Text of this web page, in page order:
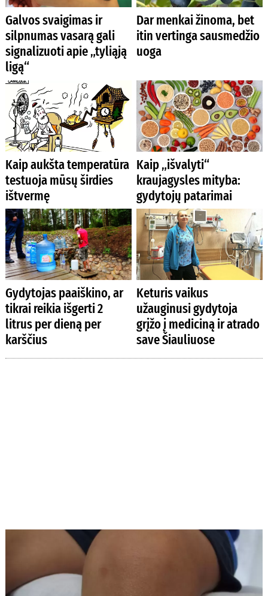
Galvos svaigimas ir
silpnumas vasarą gali
signalizuoti apie „tyliąją
ligą“
Dar menkai žinoma, bet
itin vertinga sausmedžio
uoga
Kaip aukšta temperatūra
testuoja mūsų širdies
ištvermę
Kaip „išvalyti“
kraujagysles mityba:
gydytojų patarimai
Gydytojas paaiškino, ar
tikrai reikia išgerti 2
litrus per dieną per
karščius
Keturis vaikus
užauginusi gydytoja
grįžo į mediciną ir atrado
save Šiauliuose